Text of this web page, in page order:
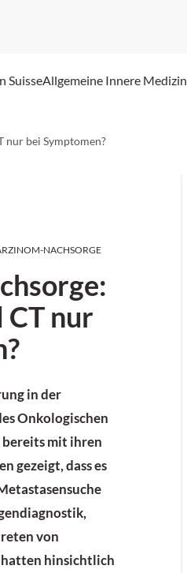
SuisseAllgemeine Innere Medizin
nur bei Symptomen?
NACHSORGE
nur
in der
Onkologischen
mit ihren
gezeigt, dass es
von
hatten hinsichtlich